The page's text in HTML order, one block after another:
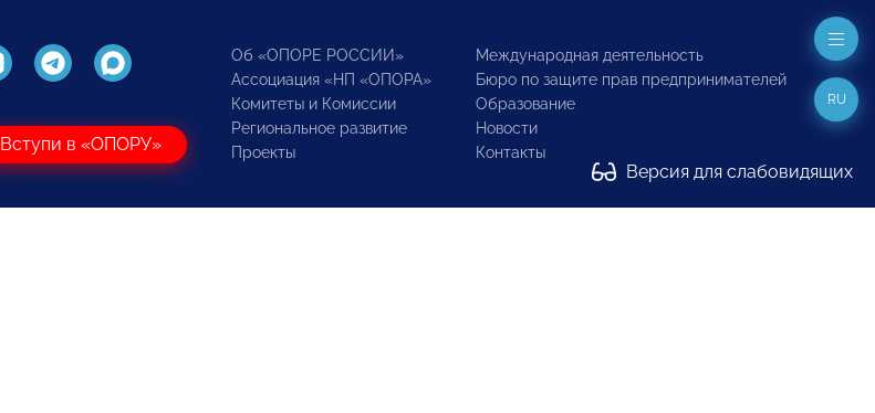
Вступи в «ОПОРУ»
Об «ОПОРЕ РОССИИ»
Ассоциация «НП «ОПОРА»
Комитеты и Комиссии
Региональное развитие
Проекты
Международная деятельность
Бюро по защите прав предпринимателей
Образование
Новости
Контакты
Версия для слабовидящих
RU